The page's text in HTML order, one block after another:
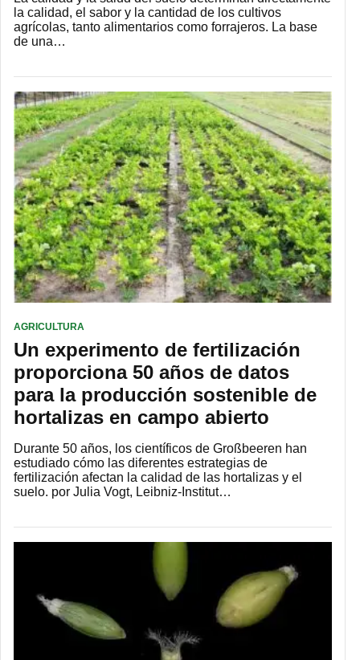
la calidad, el sabor y la cantidad de los cultivos
agrícolas, tanto alimentarios como forrajeros. La base
de una…
AGRICULTURA
Un experimento de fertilización
proporciona 50 años de datos
para la producción sostenible de
hortalizas en campo abierto
Durante 50 años, los científicos de Großbeeren han
estudiado cómo las diferentes estrategias de
fertilización afectan la calidad de las hortalizas y el
suelo. por Julia Vogt, Leibniz-Institut…